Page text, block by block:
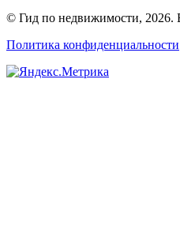
© Гид по недвижимости, 2026.
Политика конфиденциальности